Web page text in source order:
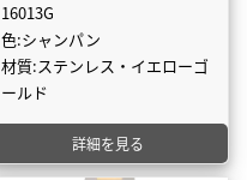
16013G
色:シャンパン
材質:ステンレス・イエローゴ
ールド
詳細を見る